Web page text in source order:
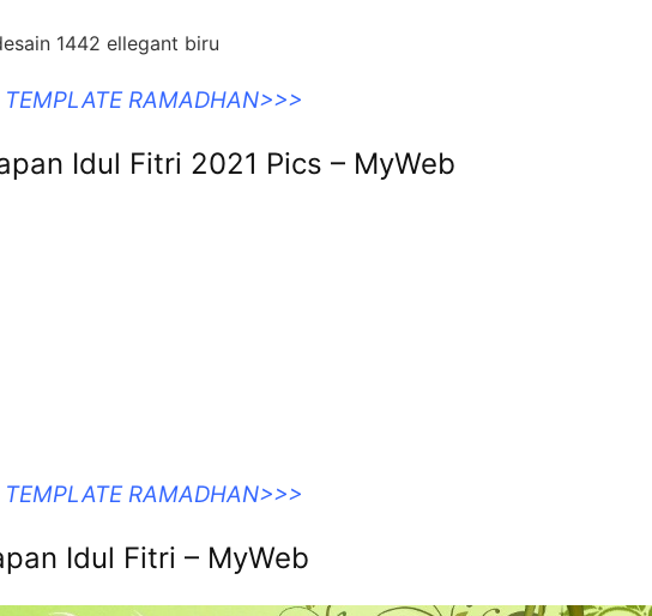
1442 ellegant biru
RAMADHAN>>>
Idul Fitri 2021 Pics – MyWeb